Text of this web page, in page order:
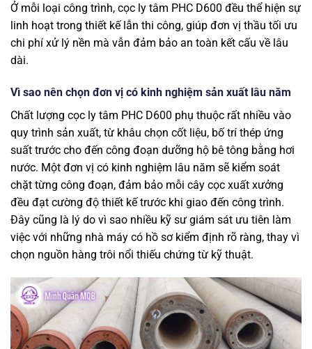
Ở mỗi loại công trình, cọc ly tâm PHC D600 đều thể hiện sự
linh hoạt trong thiết kế lẫn thi công, giúp đơn vị thầu tối ưu
chi phí xử lý nền mà vẫn đảm bảo an toàn kết cấu về lâu
dài.
Vì sao nên chọn đơn vị có kinh nghiệm sản xuất lâu năm
Chất lượng cọc ly tâm PHC D600 phụ thuộc rất nhiều vào
quy trình sản xuất, từ khâu chọn cốt liệu, bố trí thép ứng
suất trước cho đến công đoạn dưỡng hộ bê tông bằng hơi
nước. Một đơn vị có kinh nghiệm lâu năm sẽ kiểm soát
chặt từng công đoạn, đảm bảo mỗi cây cọc xuất xưởng
đều đạt cường độ thiết kế trước khi giao đến công trình.
Đây cũng là lý do vì sao nhiều kỹ sư giám sát ưu tiên làm
việc với những nhà máy có hồ sơ kiểm định rõ ràng, thay vì
chọn nguồn hàng trôi nổi thiếu chứng từ kỹ thuật.